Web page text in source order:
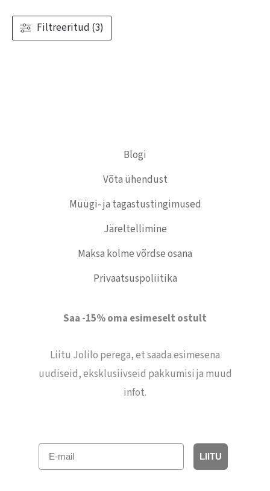
Filtreeritud (3)
Blogi
Võta ühendust
Müügi- ja tagastustingimused
Järeltellimine
Maksa kolme võrdse osana
Privaatsuspoliitika
Saa -15% oma esimeselt ostult
Liitu Jolilo perega, et saada esimesena
uudiseid, eksklusiivseid pakkumisi ja muud
infot.
E-mail
LIITU